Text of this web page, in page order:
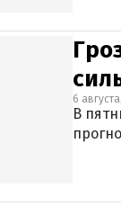
6 августа,
В